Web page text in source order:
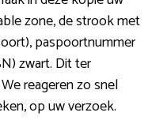
zone, de strook met
paspoortnummer
zwart. Dit ter
reageren zo snel
op uw verzoek.